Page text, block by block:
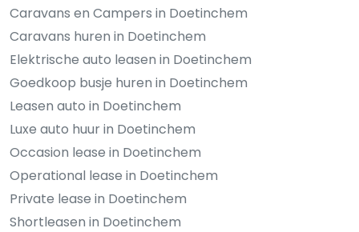
Caravans en Campers in Doetinchem
Caravans huren in Doetinchem
Elektrische auto leasen in Doetinchem
Goedkoop busje huren in Doetinchem
Leasen auto in Doetinchem
Luxe auto huur in Doetinchem
Occasion lease in Doetinchem
Operational lease in Doetinchem
Private lease in Doetinchem
Shortleasen in Doetinchem